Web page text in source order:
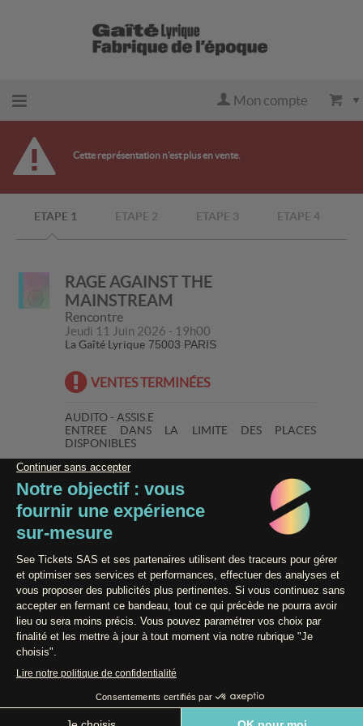
Retour
l'accueil
Retour
Mon compte
Cette représentation n'est plus en vente.
ETAPE 1 ETAPE 2 ETAPE 3 ETAPE 4
RAGE AGAINST THE
MAINSTREAM
Rencontre
Jeudi 11 Juin 2026 - 19h00
La Gaîté Lyrique 75003 PARIS
VENTES TERMINÉES
AUDITO - ASSIS.E
ENTREE DANS LA LIMITE DES PLACES
DISPONIBLES
Organisateur : LA GAITE LYRIQUE SAS
Licence Prod : PLATESV-D-2023-000284
Paiement 100% Sécurisé
Contact / Assistance
Conditions générales de vente
Mentions légales
Powered by